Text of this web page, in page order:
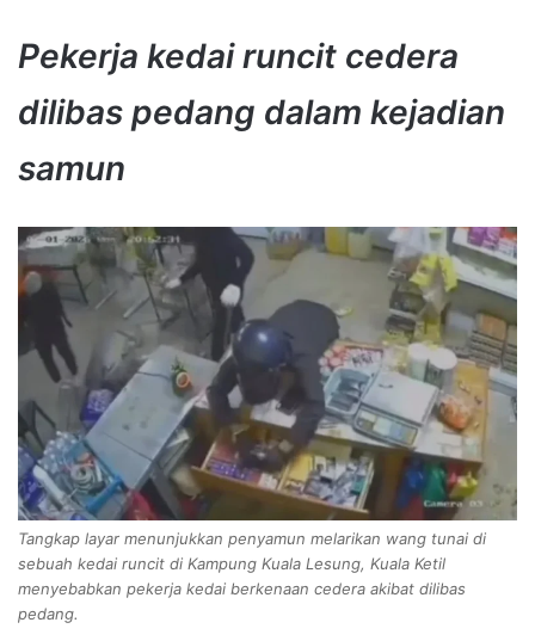
Pekerja kedai runcit cedera
dilibas pedang dalam kejadian
samun
Tangkap layar menunjukkan penyamun melarikan wang tunai di
sebuah kedai runcit di Kampung Kuala Lesung, Kuala Ketil
menyebabkan pekerja kedai berkenaan cedera akibat dilibas
pedang.